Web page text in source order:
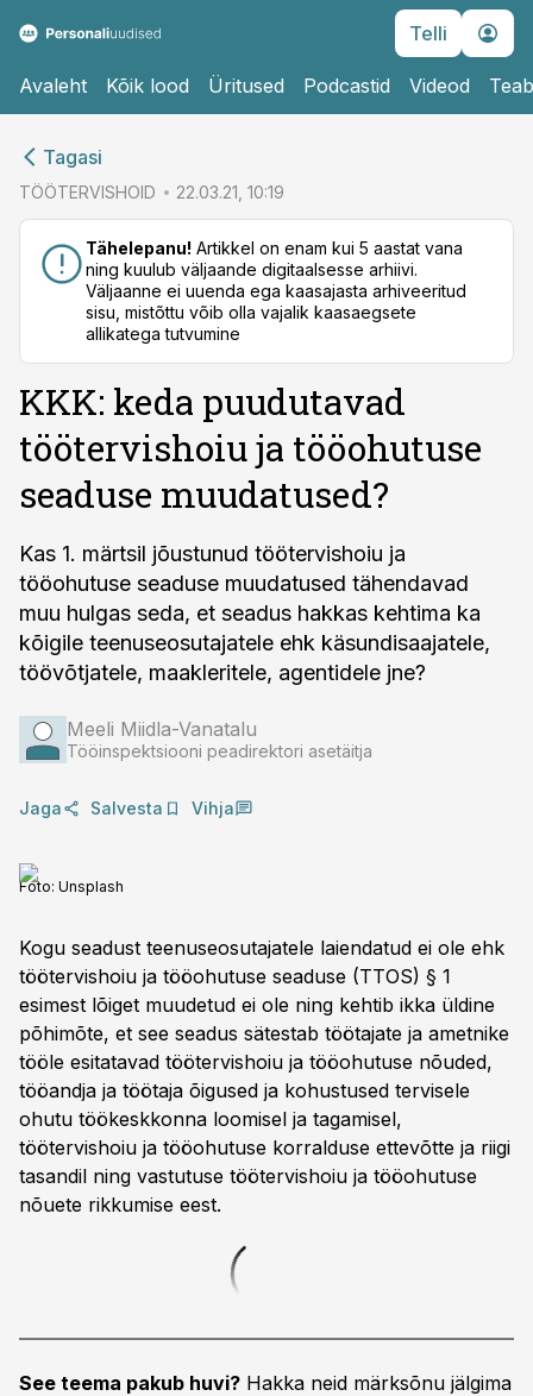
Telli
Avaleht Kõik lood Üritused Podcastid Videod
Tagasi
TÖÖTERVISHOID 22.03.21, 10:19
Tähelepanu! Artikkel on enam kui 5 aastat vana
ning kuulub väljaande digitaalsesse arhiivi.
Väljaanne ei uuenda ega kaasajasta arhiveeritud
sisu, mistõttu võib olla vajalik kaasaegsete
allikatega tutvumine
KKK: keda puudutavad
töötervishoiu ja tööohutuse
seaduse muudatused?
Kas 1. märtsil jõustunud töötervishoiu ja
tööohutuse seaduse muudatused tähendavad
muu hulgas seda, et seadus hakkas kehtima ka
kõigile teenuseosutajatele ehk käsundisaajatele,
töövõtjatele, maakleritele, agentidele jne?
Meeli Miidla-Vanatalu
Tööinspektsiooni peadirektori asetäitja
Jaga Salvesta Vihja
Foto: Unsplash
Kogu seadust teenuseosutajatele laiendatud ei ole ehk
töötervishoiu ja tööohutuse seaduse (TTOS) § 1
esimest lõiget muudetud ei ole ning kehtib ikka üldine
põhimõte, et see seadus sätestab töötajate ja ametnike
tööle esitatavad töötervishoiu ja tööohutuse nõuded,
tööandja ja töötaja õigused ja kohustused tervisele
ohutu töökeskkonna loomisel ja tagamisel,
töötervishoiu ja tööohutuse korralduse ettevõtte ja riigi
tasandil ning vastutuse töötervishoiu ja tööohutuse
nõuete rikkumise eest.
See teema pakub huvi? Hakka neid märksõnu jälgima